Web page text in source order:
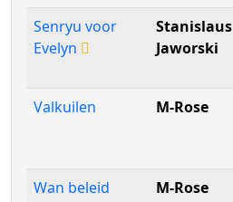
Senryu voor
Evelyn
Stanislaus
Jaworski
Valkuilen
M-Rose
Wan beleid
M-Rose